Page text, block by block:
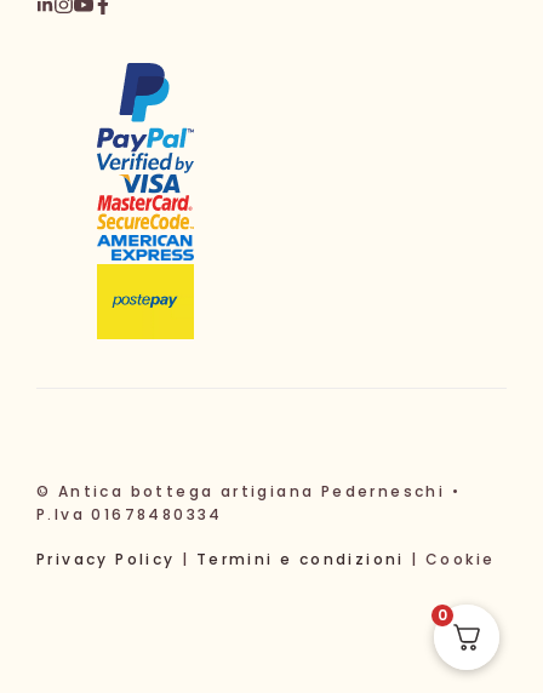
© Antica bottega artigiana Pederneschi •
P.Iva 01678480334
Privacy Policy | Termini e condizioni | Cookie
0